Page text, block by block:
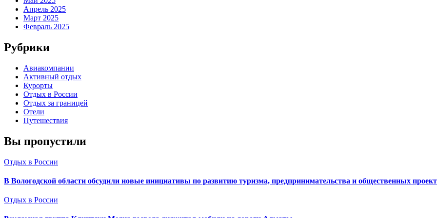
Апрель 2025
Март 2025
Февраль 2025
Рубрики
Авиакомпании
Активный отдых
Курорты
Отдых в России
Отдых за границей
Отели
Путешествия
Вы пропустили
Отдых в России
В Вологодской области обсудили новые инициативы по развитию туризма, предпринимательства и общественных
Отдых в России